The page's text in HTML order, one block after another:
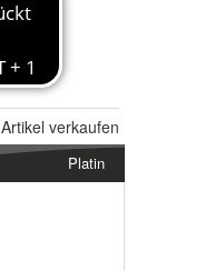
Artikel verkaufen
Platin